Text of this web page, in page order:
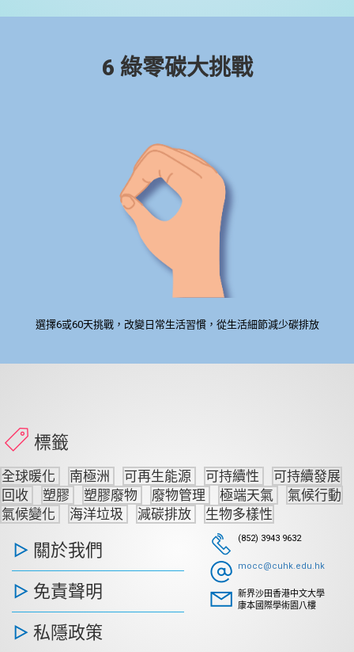
6 綠零碳大挑戰
選擇6或60天挑戰，改變日常生活習慣，從生活細節減少碳排放
標籤
全球暖化 南極洲 可再生能源 可持續性
可持續發展
回收
塑膠 塑膠廢物 廢物管理 極端天氣
氣候行動
氣候變化
海洋垃圾 減碳排放 生物多樣性
關於我們
免責聲明
私隱政策
(852) 3943 9632
mocc@cuhk.edu.hk
新界沙田香港中文大學
康本國際學術園八樓